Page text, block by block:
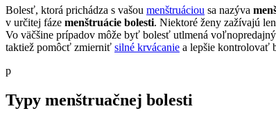
Bolesť, ktorá prichádza s vašou menštruáciou sa nazýva
v určitej fáze menštruácie bolesti. Niektoré ženy zažívajú
Vo väčšine prípadov môže byť bolesť utlmená
taktiež pomôcť zmierniť silné krvácanie a lepšie kontrolovať
p
Typy menštruačnej bolesti